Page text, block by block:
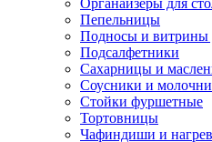
Пепельницы
Подносы и витрины
Подсалфетники
Сахарницы и
Соусники и
Стойки фуршетные
Тортовницы
Чафиндиши и